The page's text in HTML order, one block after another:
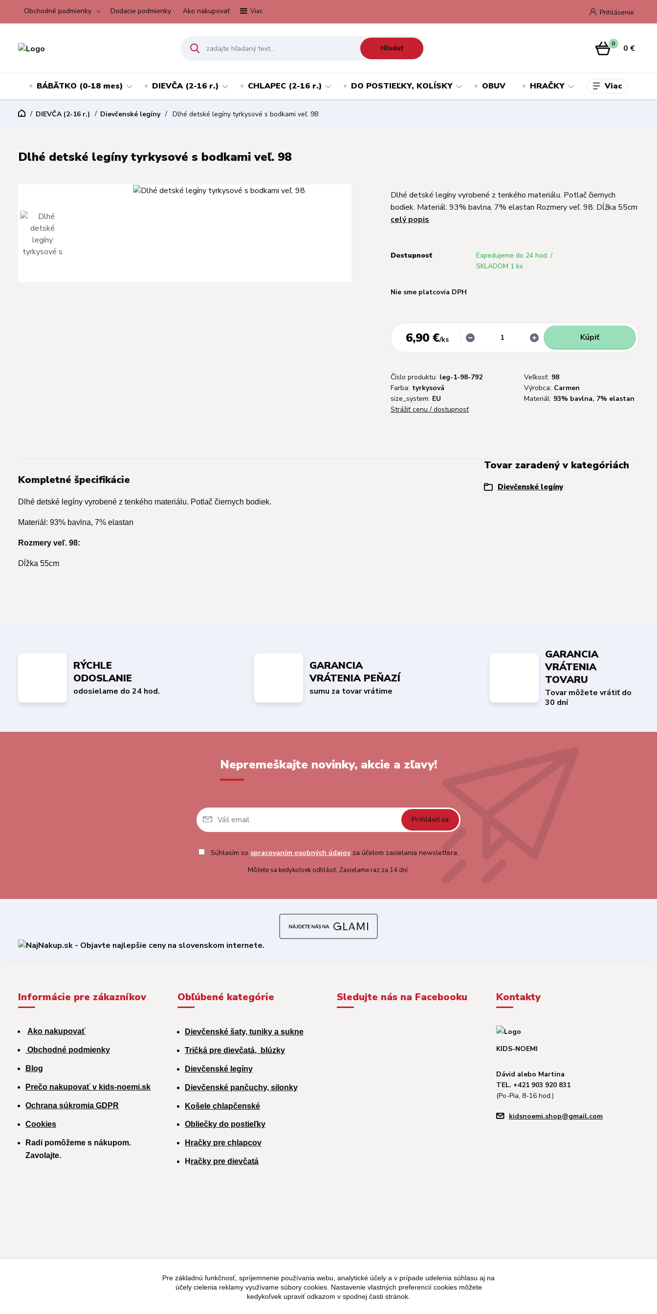
Obchodné podmienky Dodacie podmienky Ako nakupovať Viac Prihlásenie
Hľadať 0 0 €
BÁBÄTKO (0-18 mes) DIEVČA (2-16 r.) CHLAPEC (2-16 r.) DO POSTIEĽKY, KOLÍSKY OBUV HRAČKY Viac
DIEVČA (2-16 r.) Dievčenské legíny Dlhé detské legíny tyrkysové s bodkami veľ. 98
Dlhé detské legíny tyrkysové s bodkami veľ. 98
Dlhé detské legíny vyrobené z tenkého materiálu. Potlač čiernych
bodiek. Materiál: 93% bavlna, 7% elastan Rozmery veľ. 98: Dĺžka 55cm
celý popis
Dostupnosť
Expedujeme do 24 hod. /
SKLADOM 1 ks
Nie sme platcovia DPH
6,90 €/ks Kúpiť
Číslo produktu: leg-1-98-792 Veľkosť: 98
Farba: tyrkysová Výrobca: Carmen
size_system: EU Materiál: 93% bavlna, 7% elastan
Strážiť cenu / dostupnosť
Kompletné špecifikácie
Dlhé detské legíny vyrobené z tenkého materiálu. Potlač čiernych bodiek.
Materiál: 93% bavlna, 7% elastan
Rozmery veľ. 98:
Dĺžka 55cm
Tovar zaradený v kategóriách
Dievčenské legíny
RÝCHLE
ODOSLANIE
odosielame do 24 hod.
GARANCIA
VRÁTENIA PEŇAZÍ
sumu za tovar vrátime
GARANCIA
VRÁTENIA
TOVARU
Tovar môžete vrátiť do
30 dní
Nepremeškajte novinky, akcie a zľavy!
Prihlásiť sa
Súhlasím so spracovaním osobných údajovza účelom zasielania newslettera.
Môžete sa kedykoľvek odhlásiť. Zasielame raz za 14 dní.
Informácie pre zákazníkov
Ako nakupovať
Obchodné podmienky
Blog
Prečo nakupovať v kids-noemi.sk
Ochrana súkromia GDPR
Cookies
Radi pomôžeme s nákupom.
Zavolajte.
Obľúbené kategórie
Dievčenské šaty, tuniky a sukne
Tričká pre dievčatá, blúzky
Dievčenské legíny
Dievčenské pančuchy, silonky
Košele chlapčenské
Obliečky do postieľky
Hračky pre chlapcov
H račky pre dievčatá
Sledujte nás na Facebooku Kontakty
KIDS-NOEMI
Dávid alebo Martina
TEL. +421 903 920 831
(Po-Pia, 8-16 hod.)
kidsnoemi.shop@gmail.com
Pre základnú funkčnosť, spríjemnenie používania webu, analytické účely a v prípade udelenia súhlasu aj na
účely cielenia reklamy využívame súbory cookies. Nastavenie vlastných preferencií cookies môžete
kedykoľvek upraviť odkazom v spodnej časti stránok.